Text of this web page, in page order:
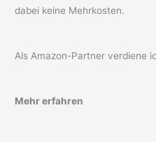
dabei keine Mehrkosten.
Als Amazon-Partner verdiene
Mehr erfahren